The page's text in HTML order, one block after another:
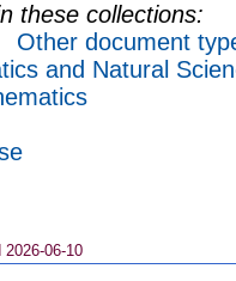
these collections:
Other document
and Natural
2026-06-10